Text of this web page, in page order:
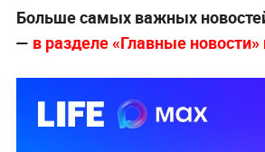
Больше самых важных
— в разделе «Главные